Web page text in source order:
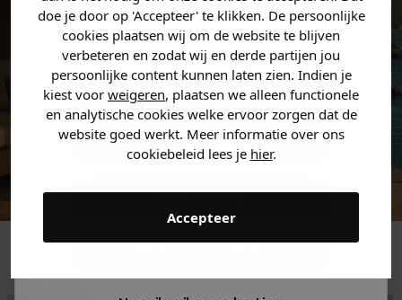
doe je door op 'Accepteer' te klikken. De persoonlijke
cookies plaatsen wij om de website te blijven
verbeteren en zodat wij en derde partijen jou
persoonlijke content kunnen laten zien. Indien je
kiest voor weigeren, plaatsen we alleen functionele
en analytische cookies welke ervoor zorgen dat de
website goed werkt. Meer informatie over ons
cookiebeleid lees je hier.
Accepteer
jouwkorting.
Heren kleding
Dames kleding
Kids kleding